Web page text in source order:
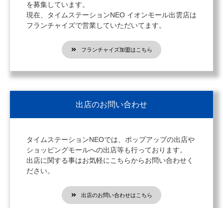
を募集しています。
現在、タイムステーションNEO イオンモール出雲店は
フランチャイズで営業していただいてます。
フランチャイズ加盟はこちら
出店のお問い合わせ
タイムステーションNEOでは、ポップアップの出店や
ショッピングモールへの出店等も行っております。
出店に関する事はお気軽にこちらからお問い合わせく
ださい。
出店のお問い合わせはこちら